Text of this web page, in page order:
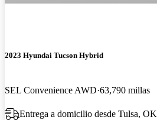
2023 Hyundai Tucson Hybrid
SEL Convenience AWD 63,790 millas
Entrega a domicilio desde Tulsa, OK